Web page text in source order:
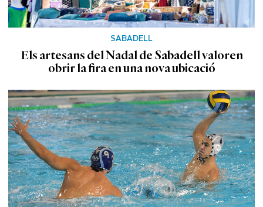
SABADELL
Els artesans del Nadal de Sabadell valoren
obrir la fira en una nova ubicació